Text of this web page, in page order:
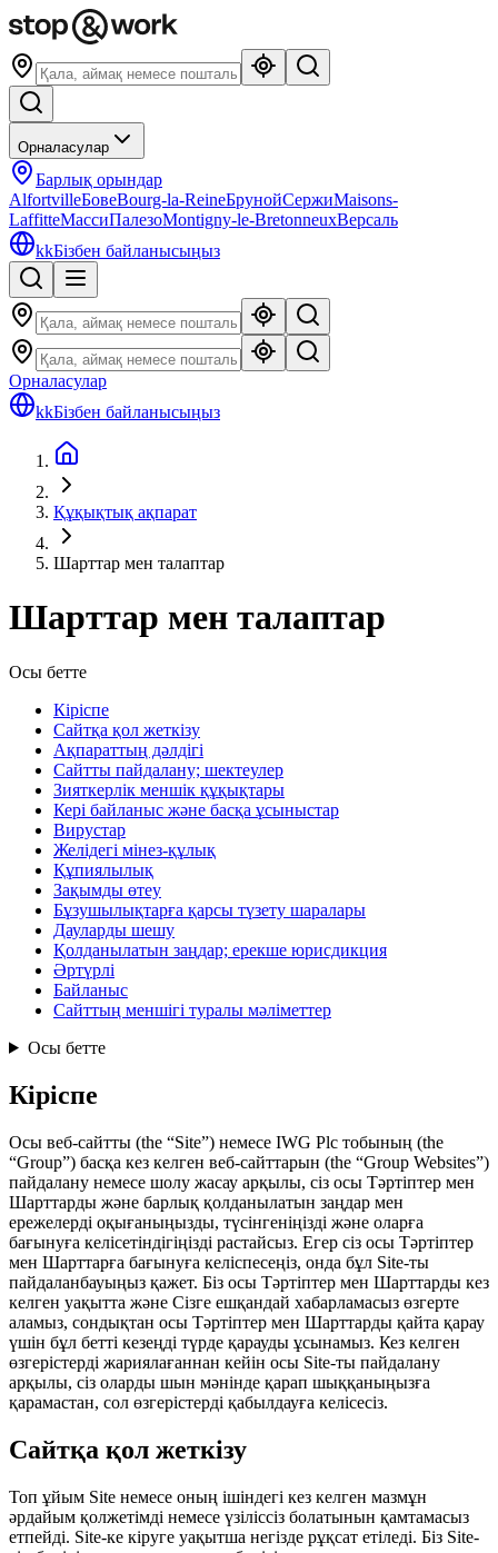
Орналасулар
Барлық орындар
AlfortvilleБовеBourg-la-ReineБрунойСержиMaisons-
LaffitteМассиПалезоMontigny-le-BretonneuxВерсаль
kkБізбен байланысыңыз
Орналасулар
kkБізбен байланысыңыз
Құқықтық ақпарат
Шарттар мен талаптар
Шарттар мен талаптар
Осы бетте
Кіріспе
Сайтқа қол жеткізу
Ақпараттың дәлдігі
Сайтты пайдалану; шектеулер
Зияткерлік меншік құқықтары
Кері байланыс және басқа ұсыныстар
Вирустар
Желідегі мінез-құлық
Құпиялылық
Зақымды өтеу
Бұзушылықтарға қарсы түзету шаралары
Дауларды шешу
Қолданылатын заңдар; ерекше юрисдикция
Әртүрлі
Байланыс
Сайттың меншігі туралы мәліметтер
Осы бетте
Кіріспе
Осы веб‑сайтты (the “Site”) немесе IWG Plc тобының (the
“Group”) басқа кез келген веб‑сайттарын (the “Group Websites”)
пайдалану немесе шолу жасау арқылы, сіз осы Тәртіптер мен
Шарттарды және барлық қолданылатын заңдар мен
ережелерді оқығаныңызды, түсінгеніңізді және оларға
бағынуға келісетіндігіңізді растайсыз. Егер сіз осы Тәртіптер
мен Шарттарға бағынуға келіспесеңіз, онда бұл Site‑ты
пайдаланбауыңыз қажет. Біз осы Тәртіптер мен Шарттарды кез
келген уақытта және Сізге ешқандай хабарламасыз өзгерте
аламыз, сондықтан осы Тәртіптер мен Шарттарды қайта қарау
үшін бұл бетті кезеңді түрде қарауды ұсынамыз. Кез келген
өзгерістерді жариялағаннан кейін осы Site‑ты пайдалану
арқылы, сіз оларды шын мәнінде қарап шыққаныңызға
қарамастан, сол өзгерістерді қабылдауға келісесіз.
Сайтқа қол жеткізу
Топ ұйым Site немесе оның ішіндегі кез келген мазмұн
әрдайым қолжетімді немесе үзіліссіз болатынын қамтамасыз
етпейді. Site-ке кіруге уақытша негізде рұқсат етіледі. Біз Site-